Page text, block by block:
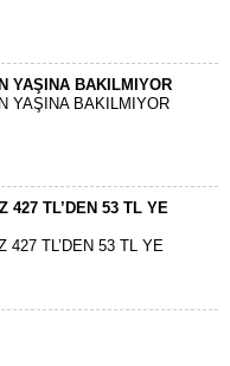
YAŞINA BAKILMIYOR
YAŞINA BAKILMIYOR
427 TL’DEN 53 TL YE
427 TL’DEN 53 TL YE